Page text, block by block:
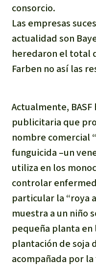
consorcio.
Las empresas
actualidad son
heredaron el total
Farben no así las
Actualmente,
publicitaria que
nombre comercial
funguicida –un
utiliza en los
controlar
particular la “roya
muestra a un niño
pequeña planta en
plantación de soja
acompañada por la